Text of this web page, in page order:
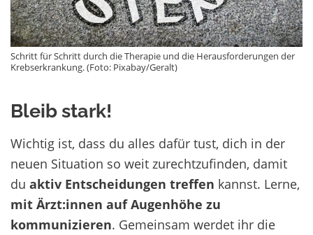
Schritt für Schritt durch die Therapie und die Herausforderungen der
Krebserkrankung. (Foto: Pixabay/Geralt)
Bleib stark!
Wichtig ist, dass du alles dafür tust, dich in der
neuen Situation so weit zurechtzufinden, damit
du aktiv Entscheidungen treffen kannst. Lerne,
mit Ärzt:innen auf Augenhöhe zu
kommunizieren. Gemeinsam werdet ihr die